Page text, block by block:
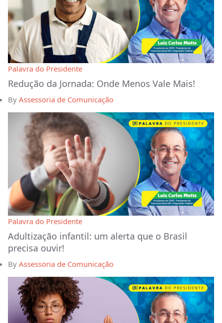
Palavra do Presidente
Redução da Jornada: Onde Menos Vale Mais!
By Assessoria de Comunicação
Palavra do Presidente
Adultização infantil: um alerta que o Brasil
precisa ouvir!
By Assessoria de Comunicação